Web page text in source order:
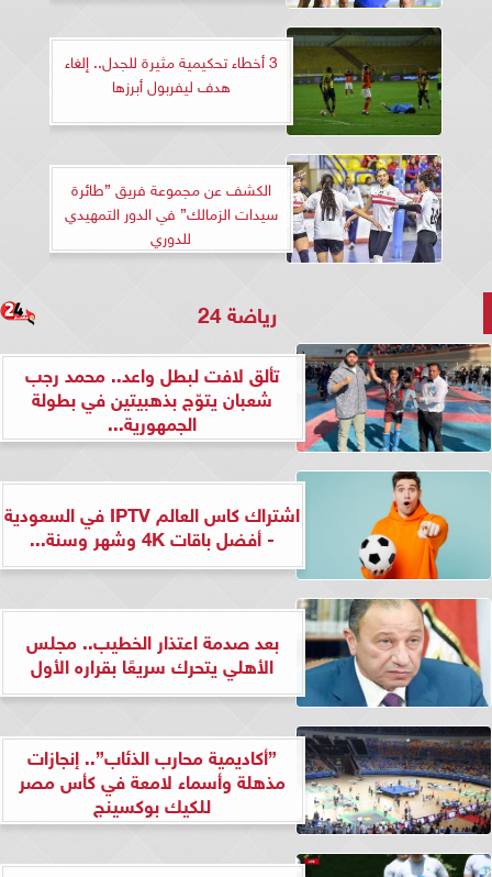
3 أخطاء تحكيمية مثيرة للجدل.. إلغاء
هدف ليفربول أبرزها
الكشف عن مجموعة فريق ”طائرة
سيدات الزمالك” في الدور التمهيدي
للدوري
رياضة 24
تألق لافت لبطل واعد.. محمد رجب
شعبان يتوّج بذهبيتين في بطولة
الجمهورية...
اشتراك كاس العالم IPTV في السعودية
- أفضل باقات 4K وشهر وسنة...
بعد صدمة اعتذار الخطيب.. مجلس
الأهلي يتحرك سريعًا بقراره الأول
”أكاديمية محارب الذئاب”.. إنجازات
مذهلة وأسماء لامعة في كأس مصر
للكيك بوكسينج